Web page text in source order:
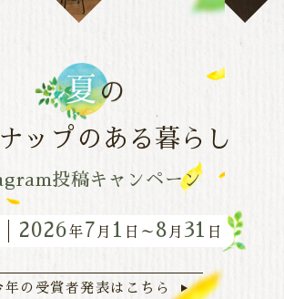
ップのある暮らし
投稿キャンペーン
2026年7 月 1 日～ 8 月 31 日
年の受賞者発表はこちら